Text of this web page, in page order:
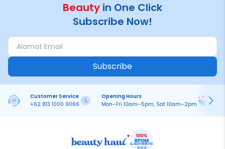
Beauty in One Click
Subscribe Now!
Subscribe
Customer Service
+62 813 1000 9066
Opening Hours
Mon–Fri 10am–5pm, Sat 10am–2pm